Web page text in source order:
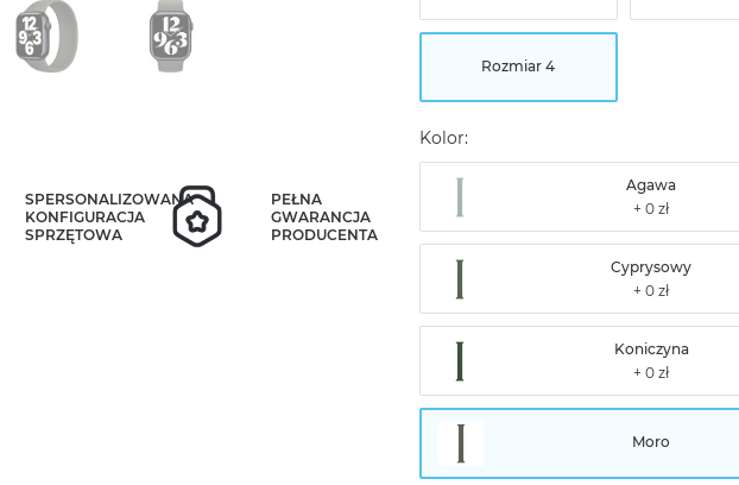
Rozmiar 4
Kolor:
Agawa
Cyprysowy
Koniczyna
Moro
SPERSONALIZOWANA
KONFIGURACJA
SPRZĘTOWA
PEŁNA
GWARANCJA
PRODUCENTA